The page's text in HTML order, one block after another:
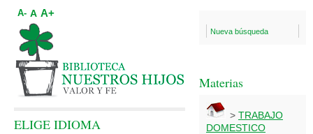
Nueva búsqueda
Materias
> TRABAJO
DOMESTICO
A- A A+
ELIGE IDIOMA